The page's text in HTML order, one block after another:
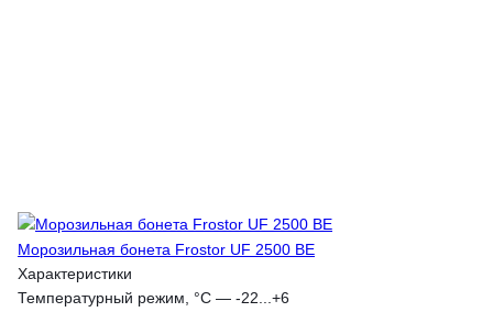
Морозильная бонета Frostor UF 2500 BE
Характеристики
Температурный режим, °С — -22...+6